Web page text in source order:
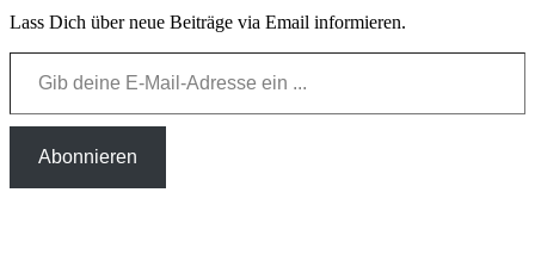
Lass Dich über neue Beiträge via Email informieren.
Gib deine E-Mail-Adresse ein ...
Abonnieren